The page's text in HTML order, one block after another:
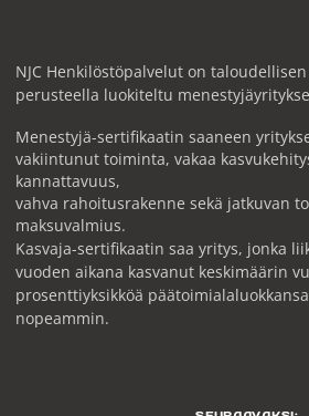
NJC Henkilöstöpalvelut on
perusteella luokiteltu
Menestyjä-sertifikaatin saaneen
vakiintunut toiminta, vakaa
kannattavuus,
vahva rahoitusrakenne sekä jatkuvan
maksuvalmius.
Kasvaja-sertifikaatin saa yritys, jonka
vuoden aikana kasvanut keskimäärin
prosenttiyksikköä
nopeammin.